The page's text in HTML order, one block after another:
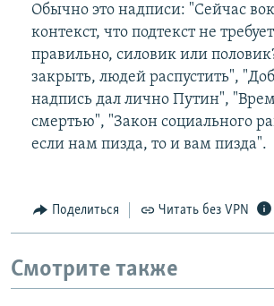
Обычно это надписи: "Сейчас
контекст, что подтекст не
правильно, силовик или
закрыть, людей распустить",
надпись дал лично Путин",
смертью", "Закон социального
если нам пизда, то и вам пизда".
Поделиться Читать без VPN
Смотрите также